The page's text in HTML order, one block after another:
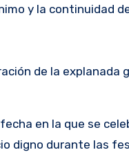
y la continuidad
de la explanada
en la que se
digno durante las